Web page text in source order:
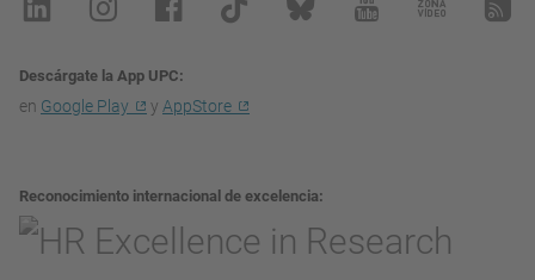
Descárgate la App UPC
en Google Play y AppStore
Reconocimiento internacional de excelencia